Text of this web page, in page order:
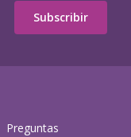
Preguntas
Subscribir